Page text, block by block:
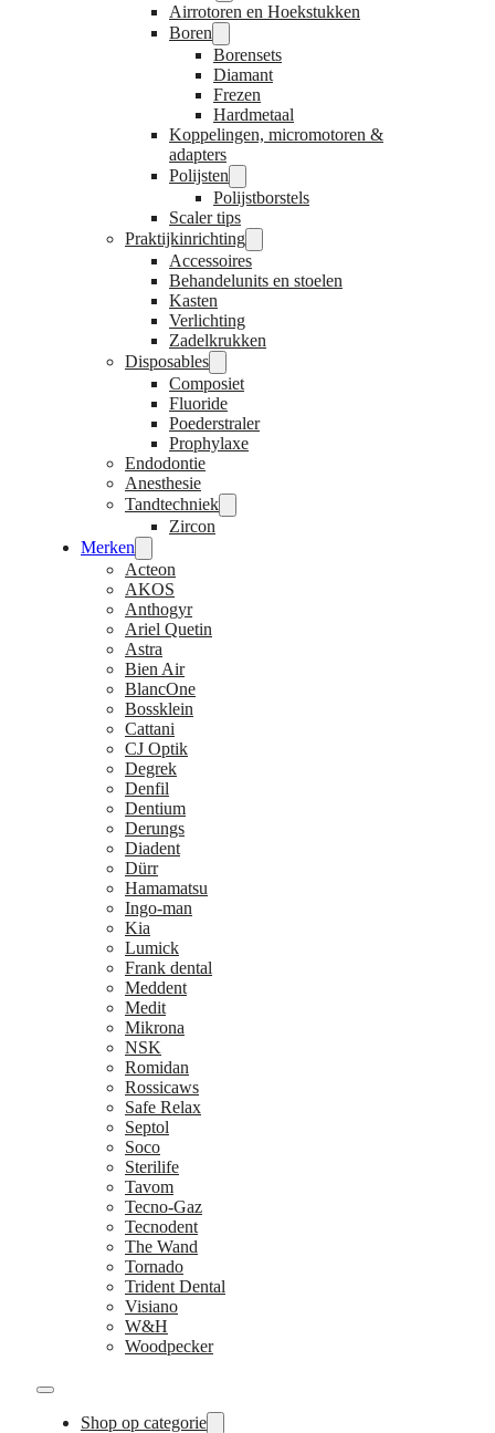
Airrotoren en Hoekstukken
Boren
Borensets
Diamant
Frezen
Hardmetaal
Koppelingen, micromotoren &
adapters
Polijsten
Polijstborstels
Scaler tips
Praktijkinrichting
Accessoires
Behandelunits en stoelen
Kasten
Verlichting
Zadelkrukken
Disposables
Composiet
Fluoride
Poederstraler
Prophylaxe
Endodontie
Anesthesie
Tandtechniek
Zircon
Merken
Acteon
AKOS
Anthogyr
Ariel Quetin
Astra
Bien Air
BlancOne
Bossklein
Cattani
CJ Optik
Degrek
Denfil
Dentium
Derungs
Diadent
Dürr
Hamamatsu
Ingo-man
Kia
Lumick
Frank dental
Meddent
Medit
Mikrona
NSK
Romidan
Rossicaws
Safe Relax
Septol
Soco
Sterilife
Tavom
Tecno-Gaz
Tecnodent
The Wand
Tornado
Trident Dental
Visiano
W&H
Woodpecker
Shop op categorie